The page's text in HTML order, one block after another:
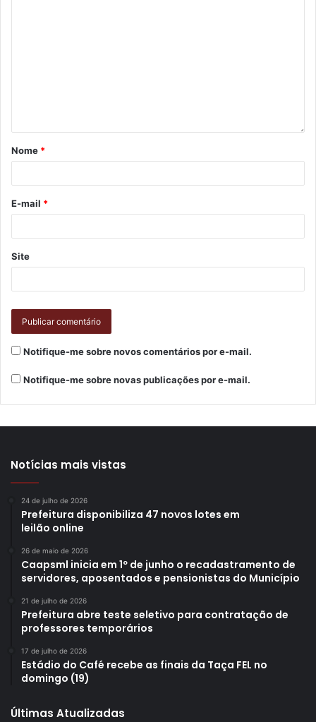
Nome *
E-mail *
Site
Notifique-me sobre novos comentários por e-mail.
Notifique-me sobre novas publicações por e-mail.
Notícias mais vistas
24 de julho de 2026
Prefeitura disponibiliza 47 novos lotes em
leilão online
26 de maio de 2026
Caapsml inicia em 1º de junho o recadastramento de
servidores, aposentados e pensionistas do Município
21 de julho de 2026
Prefeitura abre teste seletivo para contratação de
professores temporários
17 de julho de 2026
Estádio do Café recebe as finais da Taça FEL no
domingo (19)
Últimas Atualizadas